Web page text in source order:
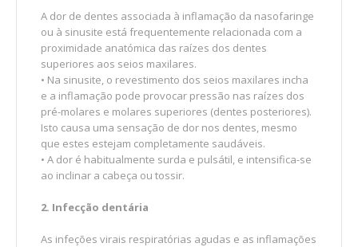
A dor de dentes associada à inflamação da nasofaringe
ou à sinusite está frequentemente relacionada com a
proximidade anatómica das raízes dos dentes
superiores aos seios maxilares.
• Na sinusite, o revestimento dos seios maxilares incha
e a inflamação pode provocar pressão nas raízes dos
pré-molares e molares superiores (dentes posteriores).
Isto causa uma sensação de dor nos dentes, mesmo
que estes estejam completamente saudáveis.
• A dor é habitualmente surda e pulsátil, e intensifica-se
ao inclinar a cabeça ou tossir.
2. Infecção dentária
As infeções virais respiratórias agudas e as inflamações